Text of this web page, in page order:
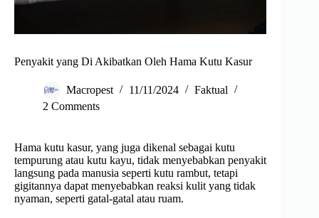
Penyakit yang Di Akibatkan Oleh Hama Kutu Kasur
Macropest 11/11/2024
Faktual
2 Comments
Hama kutu kasur, yang juga dikenal sebagai kutu
tempurung atau kutu kayu, tidak menyebabkan penyakit
langsung pada manusia seperti kutu rambut, tetapi
gigitannya dapat menyebabkan reaksi kulit yang tidak
nyaman, seperti gatal-gatal atau ruam.